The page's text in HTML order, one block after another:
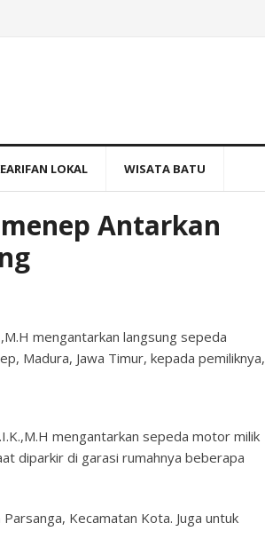
LOKAL WISATA BATU
Antarkan
mengantarkan langsung sepeda
Madura, Jawa Timur, kepada pemiliknya,
mengantarkan sepeda motor milik
diparkir di garasi rumahnya beberapa
Kecamatan Kota. Juga untuk